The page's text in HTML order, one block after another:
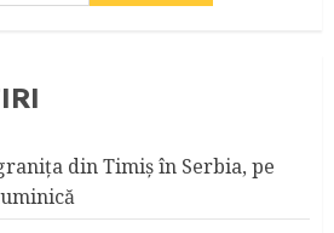
din Timiş în Serbia, pe